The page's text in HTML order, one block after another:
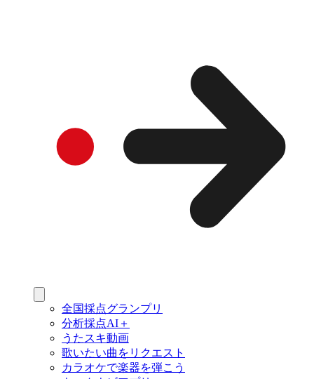
全国採点グランプリ
分析採点AI＋
うたスキ動画
歌いたい曲をリクエスト
カラオケで楽器を弾こう